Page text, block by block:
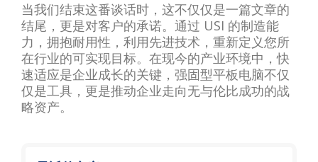
当我们结束这番谈话时，这不仅仅是一篇文章的
结尾，更是对客户的承诺。通过 USI 的制造能
力，拥抱耐用性，利用先进技术，重新定义您所
在行业的可实现目标。在现今的产业环境中，快
速适应是企业成长的关键，强固型平板电脑不仅
仅是工具，更是推动企业走向无与伦比成功的战
略资产。